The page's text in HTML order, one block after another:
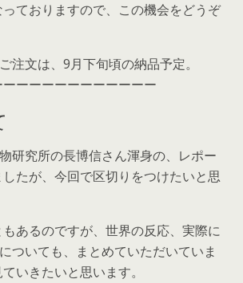
ておりますので、この機会をどうぞ
注文は、9月下旬頃の納品予定。
ーーーーーーーーーーー
研究所の長博信さん渾身の、レポー
したが、今回で区切りをつけたいと思
あるのですが、世界の反応、実際に
ついても、まとめていただいていま
いきたいと思います。